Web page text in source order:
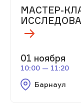
МАСТЕР-
01 ноября
10:00 — 11:20
Барнаул